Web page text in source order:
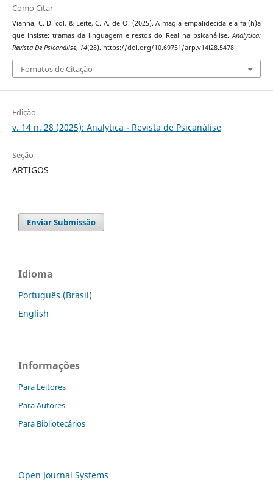
Como Citar
Vianna, C. D. col, & Leite, C. A. de O. (2025). A magia empalidecida e a fal(h)a
que insiste: tramas da linguagem e restos do Real na psicanálise.Analytica:
Revista De Psicanálise, 14(28). https://doi.org/10.69751/arp.v14i28.5478
Fomatos de Citação
Edição
v. 14 n. 28 (2025): Analytica - Revista de Psicanálise
Seção
ARTIGOS
Enviar Submissão
Idioma
Português (Brasil)
English
Informações
Para Leitores
Para Autores
Para Bibliotecários
Open Journal Systems